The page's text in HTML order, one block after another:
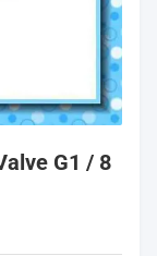
G1 / 8